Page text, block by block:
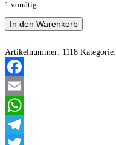
1 vorrätig
Nerocapra
-
serpe
in
seno
Menge
In den Warenkorb
Artikelnummer: 1118 Kategorie:
Facebook
Email
WhatsApp